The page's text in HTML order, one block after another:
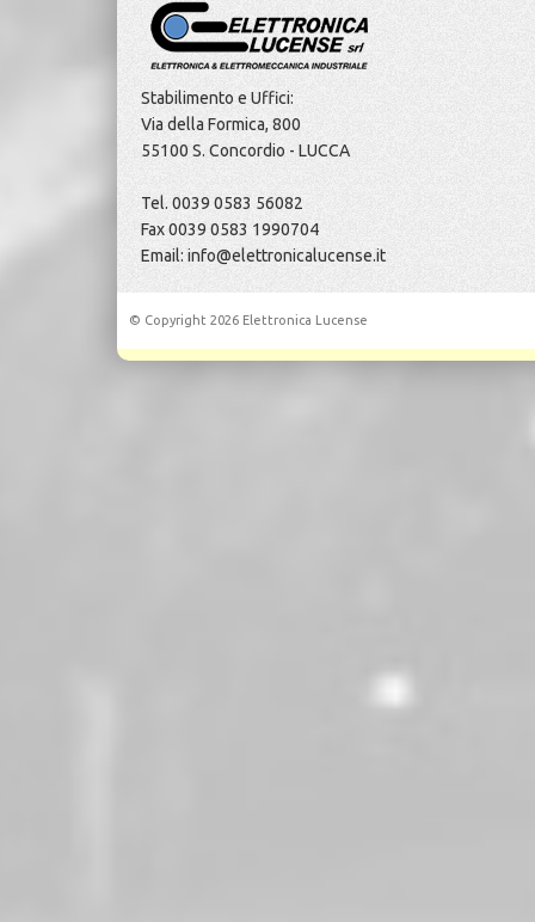
Stabilimento e Uffici:
Via della Formica, 800
55100 S. Concordio - LUCCA
Tel. 0039 0583 56082
Fax 0039 0583 1990704
Email: info@elettronicalucense.it
© Copyright 2026 Elettronica Lucense